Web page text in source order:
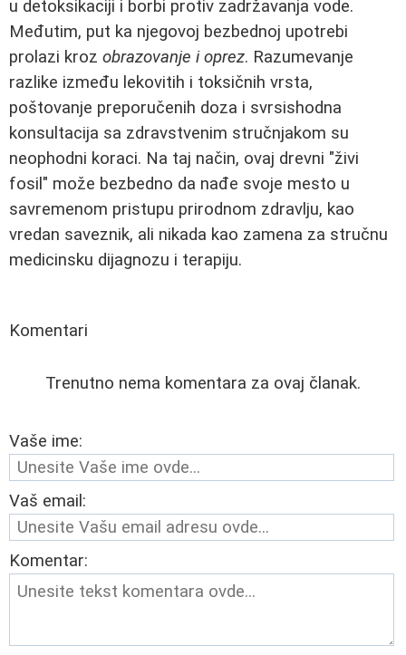
u detoksikaciji i borbi protiv zadržavanja vode.
Međutim, put ka njegovoj bezbednoj upotrebi
prolazi kroz obrazovanje i oprez. Razumevanje
razlike između lekovitih i toksičnih vrsta,
poštovanje preporučenih doza i svrsishodna
konsultacija sa zdravstvenim stručnjakom su
neophodni koraci. Na taj način, ovaj drevni "živi
fosil" može bezbedno da nađe svoje mesto u
savremenom pristupu prirodnom zdravlju, kao
vredan saveznik, ali nikada kao zamena za stručnu
medicinsku dijagnozu i terapiju.
Komentari
Trenutno nema komentara za ovaj članak.
Vaše ime:
Vaš email:
Komentar: